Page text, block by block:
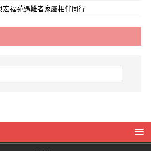
福苑遇難者家屬相伴同行